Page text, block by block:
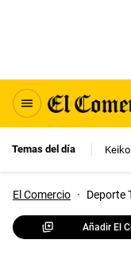
Temas del día
El Comercio · Deporte
Añadir El